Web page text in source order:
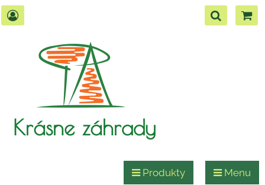
Krásne záhrady
Produkty Menu